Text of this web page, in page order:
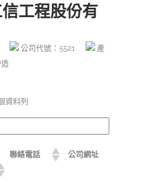
工程股份有
公司代號：5521
產
資料列
聯絡電話 公司網址